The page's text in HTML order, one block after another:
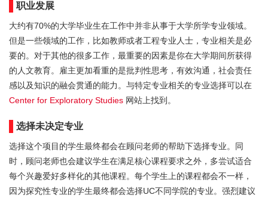
职业发展
大约有70%的大学毕业生在工作中并非从事于大学所学专业领域。
但是一些领域的工作，比如教师或者工程专业人士，专业相关是必
要的。对于其他的很多工作，最重要的因素是你在大学期间所获得
的人文教育。雇主更加看重的是批判性思考，有效沟通，社会责任
感以及知识的融会贯通的能力。与特定专业相关的专业选择可以在
Center for Exploratory Studies 网站上找到。
选择未决定专业
选择这个项目的学生最终都会在顾问老师的帮助下选择专业。同
时，顾问老师也会建议学生在满足核心课程要求之外，多尝试适合
每个兴趣爱好多样化的其他课程。每个学生上的课程都会不一样，
因为探究性专业的学生最终都会选择UC不同学院的专业。强烈建议